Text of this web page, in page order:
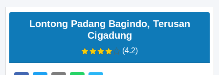
Lontong Padang Bagindo, Terusan
Cigadung
(4.2)